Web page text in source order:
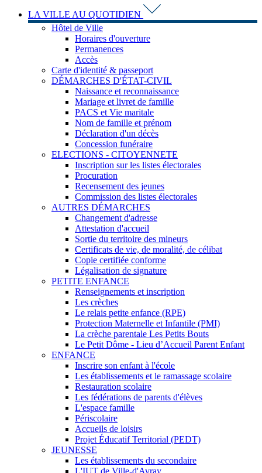
LA VILLE AU QUOTIDIEN
Hôtel de Ville
Horaires d'ouverture
Permanences
Accès
Carte d'identité & passeport
DÉMARCHES D'ÉTAT-CIVIL
Naissance et reconnaissance
Mariage et livret de famille
PACS et Vie maritale
Nom de famille et prénom
Déclaration d'un décès
Concession funéraire
ELECTIONS - CITOYENNETE
Inscription sur les listes électorales
Procuration
Recensement des jeunes
Commission des listes électorales
AUTRES DÉMARCHES
Changement d'adresse
Attestation d'accueil
Sortie du territoire des mineurs
Certificats de vie, de moralité, de célibat
Copie certifiée conforme
Légalisation de signature
PETITE ENFANCE
Renseignements et inscription
Les crèches
Le relais petite enfance (RPE)
Protection Maternelle et Infantile (PMI)
La crèche parentale Les Petits Bouts
Le Petit Dôme - Lieu d’Accueil Parent Enfant
ENFANCE
Inscrire son enfant à l'école
Les établissements et le ramassage scolaire
Restauration scolaire
Les fédérations de parents d'élèves
L'espace famille
Périscolaire
Accueils de loisirs
Projet Éducatif Territorial (PEDT)
JEUNESSE
Les établissements du secondaire
L'IUT de Ville-d'Avray